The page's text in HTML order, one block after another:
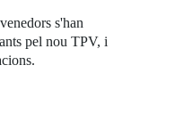
s'han
pel nou TPV, i